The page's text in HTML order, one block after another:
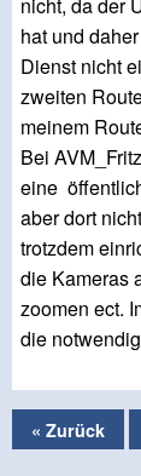
nicht, da der
hat und
Dienst nicht
zweiten
meinem
Bei
eine
aber dort
trotzdem
die Kameras
zoomen ect.
die
« Zurück